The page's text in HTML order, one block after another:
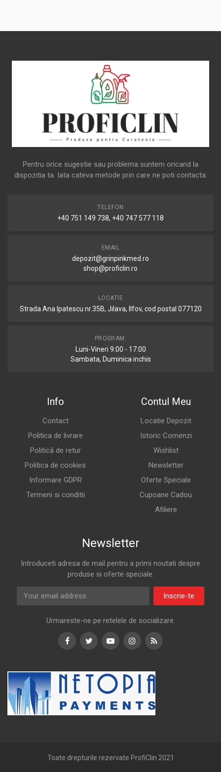
Pentru orice sugestie sau problema suntem oricand la
dispozitia ta. Iata cateva metode prin care ne poti contacta:
TELEFON
+40 751 149 738, +40 747 577 118
EMAIL
depozit@grinpinkmed.ro
shop@proficlin.ro
LOCATIE
Strada Ana Ipatescu nr.35B, Jilava, Ilfov, cod postal 077120
PROGRAM:
Luni-Vineri 9:00 - 17:00
Sambata, Duminica inchis
Info
Contact
Politica de livrare
Politică de retur
Politica de cookies
Informare GDPR
Termeni si conditii
Contul Meu
Locatie Depozit
Istoric Comenzi
Wishlist
Newsletter
Oferte Speciale
Cupoane Cadou
Afiliere
Newsletter
Introduceti adresa de mail pentru a primi noutati despre
produse si oferte speciale.
Inscrie-te
Urmareste-ne pe retelele de socializare.
FacebookTwitterYoutubeInstagram
RSS
Toate drepturile rezervate ProfiClin 2021